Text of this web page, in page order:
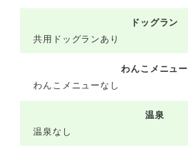
ドッグラン
共用ドッグランあり
わんこメニュー
わんこメニューなし
温泉
温泉なし